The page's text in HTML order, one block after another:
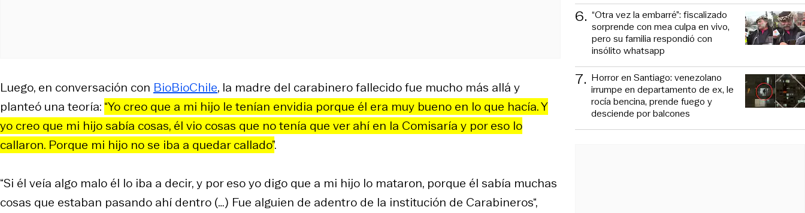
Luego, en conversación con BioBioChile, la madre del carabinero fallecido fue mucho más allá y
planteó una teoría: “Yo creo que a mi hijo le tenían envidia porque él era muy bueno en lo que hacía. Y
yo creo que mi hijo sabía cosas, él vio cosas que no tenía que ver ahí en la Comisaría y por eso lo
callaron. Porque mi hijo no se iba a quedar callado”.
“Si él veía algo malo él lo iba a decir, y por eso yo digo que a mi hijo lo mataron, porque él sabía muchas
cosas que estaban pasando ahí dentro (…) Fue alguien de adentro de la institución de Carabineros“,
6. “Otra vez la embarré”: fiscalizado
sorprende con mea culpa en vivo,
pero su familia respondió con
insólito whatsapp
7. Horror en Santiago: venezolano
irrumpe en departamento de ex, le
rocía bencina, prende fuego y
desciende por balcones